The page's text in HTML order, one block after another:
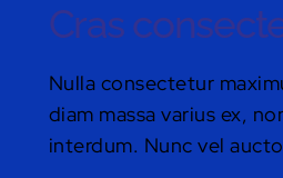
Cras
Nulla consectetur
diam massa varius ex,
interdum. Nunc vel